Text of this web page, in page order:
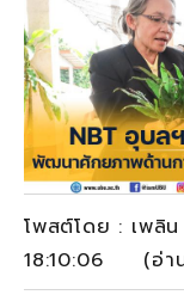
โพสต์โดย : เพ
18:10:06 (อ่าน